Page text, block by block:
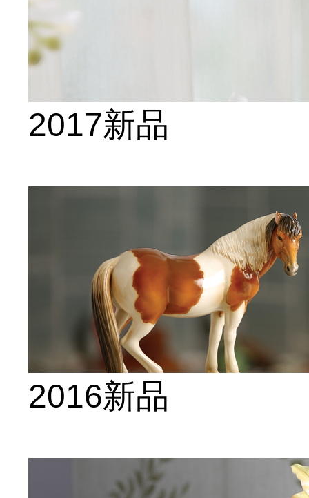
2017新品
2016新品